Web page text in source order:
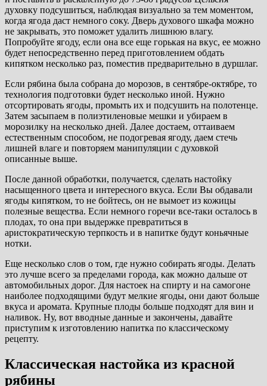
духовку подсушиться, наблюдая визуально за тем моментом,
когда ягода даст немного соку. Дверь духового шкафа можно
не закрывать, это поможет удалить лишнюю влагу.
Попробуйте ягоду, если она все еще горькая на вкус, ее можно
будет непосредственно перед приготовлением обдать
кипятком несколько раз, поместив предварительно в дуршлаг.
Если рябина была собрана до морозов, в сентябре-октябре, то
технология подготовки будет несколько иной. Нужно
отсортировать ягоды, промыть их и подсушить на полотенце.
Затем засыпаем в полиэтиленовые мешки и убираем в
морозилку на несколько дней. Далее достаем, оттаиваем
естественным способом, не подогревая ягоду, даем стечь
лишней влаге и повторяем манипуляции с духовкой
описанные выше.
После данной обработки, получается, сделать настойку
насыщенного цвета и интересного вкуса. Если Вы обдавали
ягоды кипятком, то не бойтесь, он не вымоет из кожицы
полезные вещества. Если немного горечи все-таки осталось в
плодах, то она при выдержке превратиться в
аристократическую терпкость и в напитке будут коньячные
нотки.
Еще несколько слов о том, где нужно собирать ягоды. Делать
это лучше всего за пределами города, как можно дальше от
автомобильных дорог. Для настоек на спирту и на самогоне
наиболее подходящими будут мелкие ягоды, они дают больше
вкуса и аромата. Крупные плоды больше подходят для вин и
наливок. Ну, вот вводные данные и закончены, давайте
приступим к изготовлению напитка по классическому
рецепту.
Классическая настойка из красной
рябины